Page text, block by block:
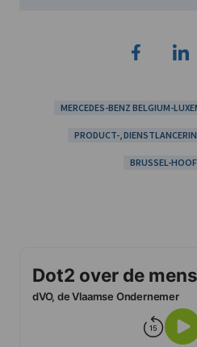
MERCEDES-BENZ BELGIUM-
PRODUCT-,
BRUSSEL-